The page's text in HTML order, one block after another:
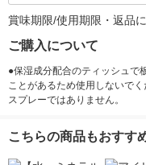
賞味期限/使用期限・返品
ご購入について
●保湿成分配合のティッシュで
ことがあるため使用しないで
スプレーではありません。
こちらの商品もおすす